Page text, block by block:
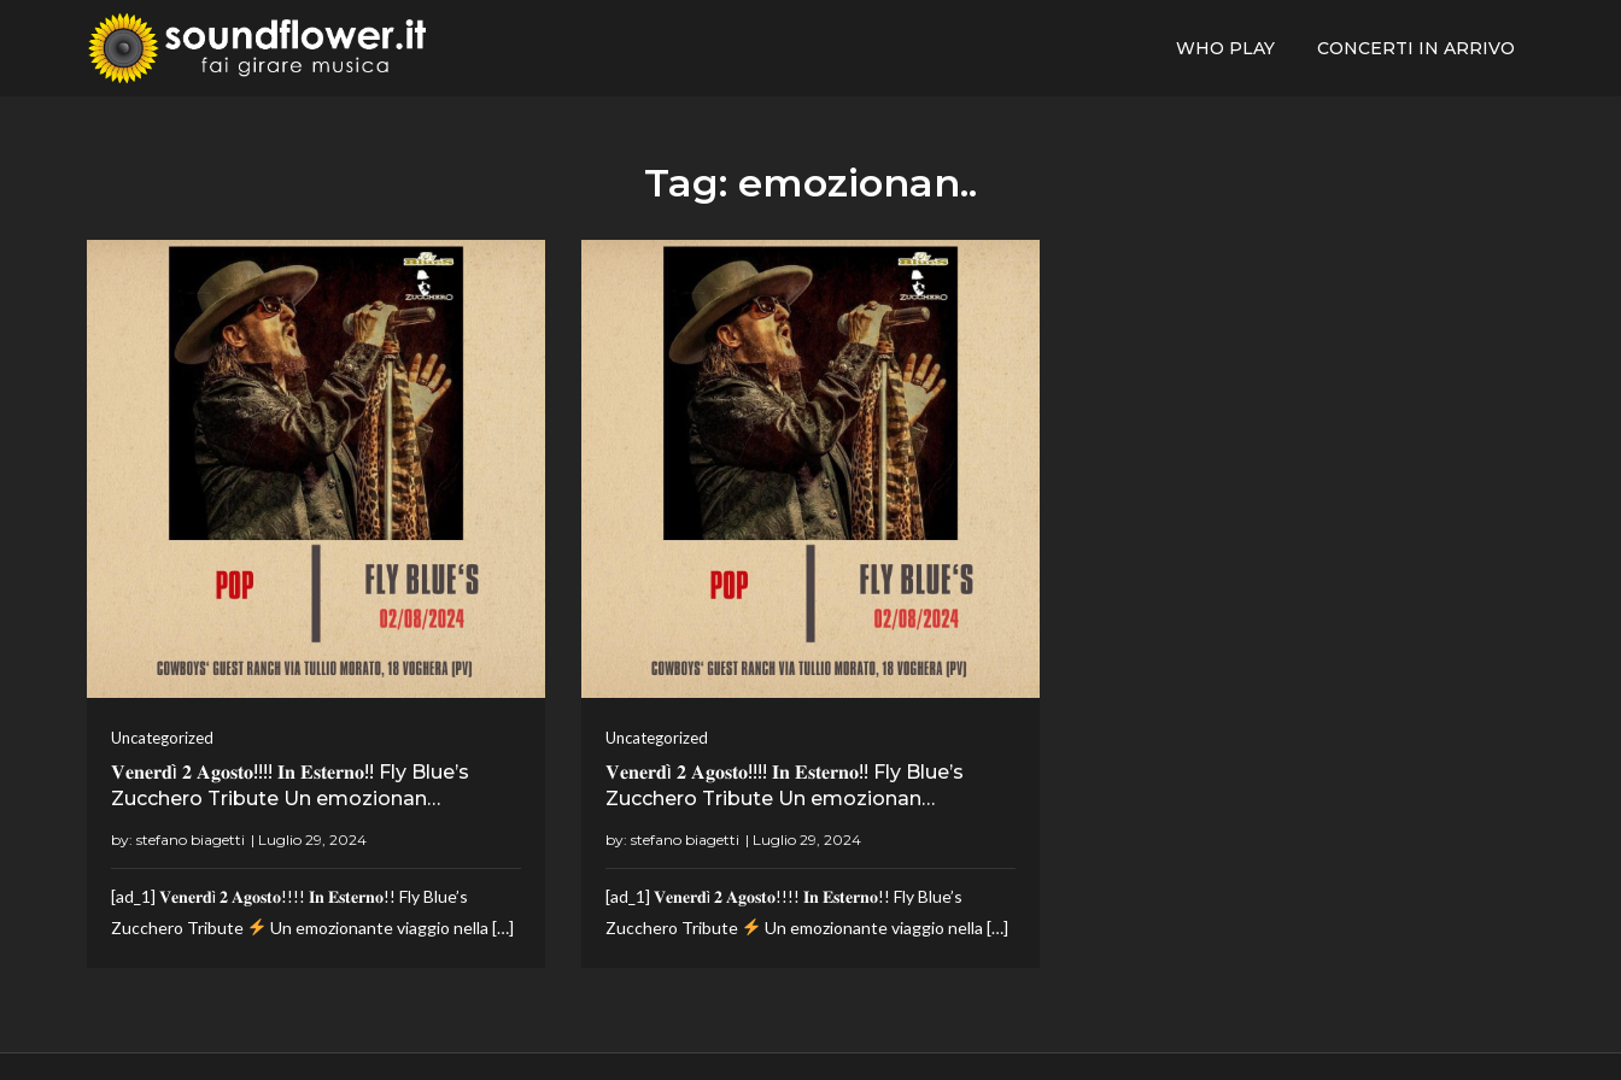
WHO PLAY CONCERTI IN ARRIVO
Tag: emozionan..
Uncategorized
𝐕𝐞𝐧𝐞𝐫𝐝ì 𝟐 𝐀𝐠𝐨𝐬𝐭𝐨!!!! 𝐈𝐧 𝐄𝐬𝐭𝐞𝐫𝐧𝐨!! Fly Blue’s
Zucchero Tribute Un emozionan…
by: stefano biagetti
[ad_1] 𝐕𝐞𝐧𝐞𝐫𝐝ì 𝟐 𝐀𝐠𝐨𝐬𝐭𝐨!!!! 𝐈𝐧 𝐄𝐬𝐭𝐞𝐫𝐧𝐨!! Fly Blue’s
Zucchero Tribute
Un emozionante viaggio nella […]
Uncategorized
𝐕𝐞𝐧𝐞𝐫𝐝ì 𝟐 𝐀𝐠𝐨𝐬𝐭𝐨!!!! 𝐈𝐧 𝐄𝐬𝐭𝐞𝐫𝐧𝐨!! Fly Blue’s
Zucchero Tribute Un emozionan…
by: stefano biagetti
[ad_1] 𝐕𝐞𝐧𝐞𝐫𝐝ì 𝟐 𝐀𝐠𝐨𝐬𝐭𝐨!!!! 𝐈𝐧 𝐄𝐬𝐭𝐞𝐫𝐧𝐨!! Fly Blue’s
Zucchero Tribute
Un emozionante viaggio nella […]